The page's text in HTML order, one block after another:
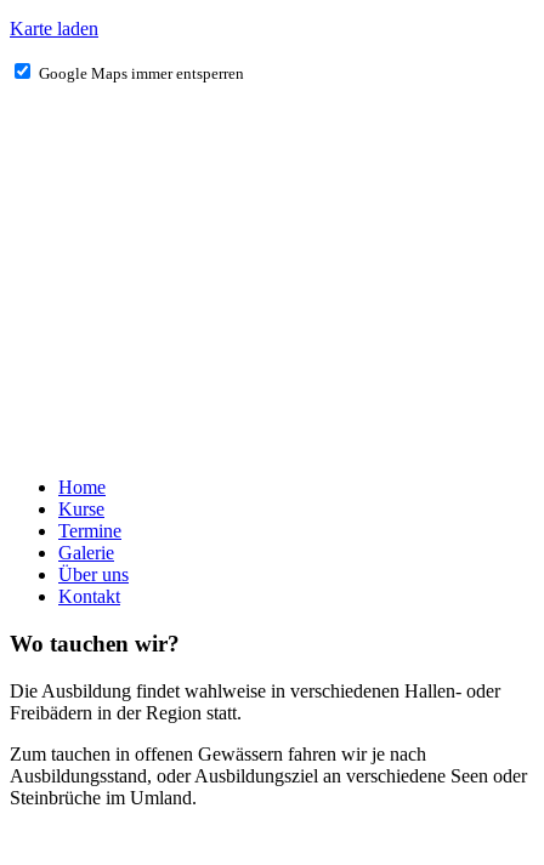
Karte laden
Google Maps immer entsperren
Home
Kurse
Termine
Galerie
Über uns
Kontakt
Wo tauchen wir?
Die Ausbildung findet wahlweise in verschiedenen Hallen- oder
Freibädern in der Region statt.
Zum tauchen in offenen Gewässern fahren wir je nach
Ausbildungsstand, oder Ausbildungsziel an verschiedene Seen oder
Steinbrüche im Umland.